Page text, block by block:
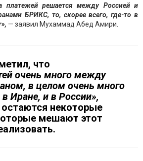
платежей решается между Россией и
БРИКС, то, скорее всего, где-то в
— заявил Мухаммад Абед Амири.
что
очень много между
в целом очень много
Иране, и в России»,
некоторые
мешают этот